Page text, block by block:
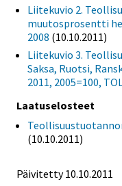
Liitekuvio 2.
muutosprosentti
2008 (10.10.2011)
Liitekuvio 3.
Saksa, Ruotsi,
2011, 2005=100,
Laatuselosteet
(10.10.2011)
Päivitetty 10.10.2011